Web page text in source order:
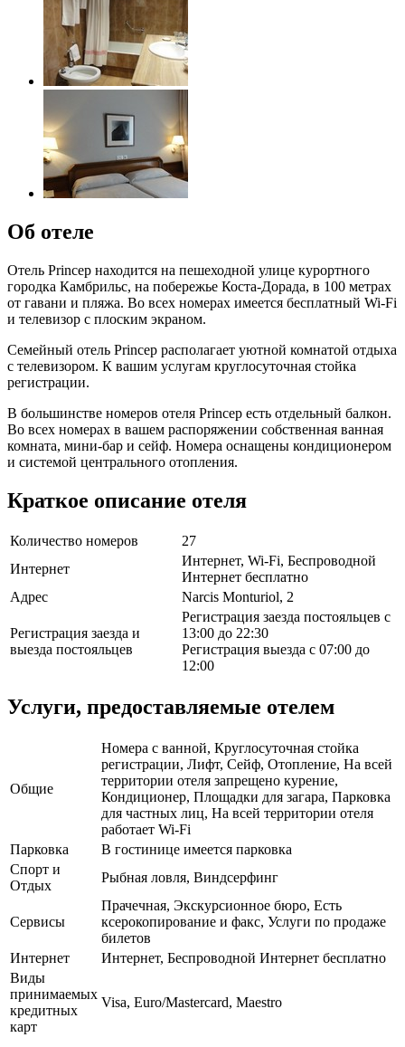
Об отеле
Отель Princep находится на пешеходной улице курортного
городка Камбрильс, на побережье Коста-Дорада, в 100 метрах
от гавани и пляжа. Во всех номерах имеется бесплатный Wi-Fi
и телевизор с плоским экраном.
Семейный отель Princep располагает уютной комнатой отдыха
с телевизором. К вашим услугам круглосуточная стойка
регистрации.
В большинстве номеров отеля Princep есть отдельный балкон.
Во всех номерах в вашем распоряжении собственная ванная
комната, мини-бар и сейф. Номера оснащены кондиционером
и системой центрального отопления.
Краткое описание отеля
Количество номеров
27
Интернет
Интернет, Wi-Fi, Беспроводной
Интернет бесплатно
Адрес
Narcis Monturiol, 2
Регистрация заезда и
выезда постояльцев
Регистрация заезда постояльцев с
13:00 до 22:30
Регистрация выезда с 07:00 до
12:00
Услуги, предоставляемые отелем
Общие
Номера с ванной, Круглосуточная стойка
регистрации, Лифт, Сейф, Отопление, На всей
территории отеля запрещено курение,
Кондиционер, Площадки для загара, Парковка
для частных лиц, На всей территории отеля
работает Wi-Fi
Парковка
В гостинице имеется парковка
Спорт и
Отдых
Рыбная ловля, Виндсерфинг
Сервисы
Прачечная, Экскурсионное бюро, Есть
ксерокопирование и факс, Услуги по продаже
билетов
Интернет
Интернет, Беспроводной Интернет бесплатно
Виды
принимаемых
кредитных
карт
Visa, Euro/Mastercard, Maestro